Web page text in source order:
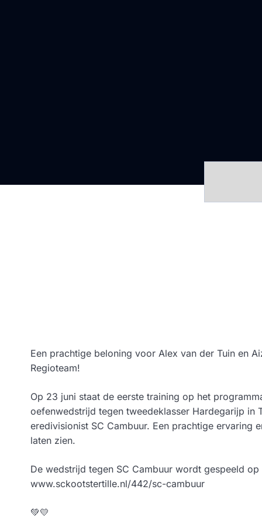
Een prachtige beloning voor Alex van der Tuin en
Regioteam!
Op 23 juni staat de eerste training op het
oefenwedstrijd tegen tweedeklasser Hardegarijp in
eredivisionist SC Cambuur. Een prachtige ervaring
laten zien.
De wedstrijd tegen SC Cambuur wordt gespeeld
www.sckootstertille.nl/442/sc-cambuur
💚💛